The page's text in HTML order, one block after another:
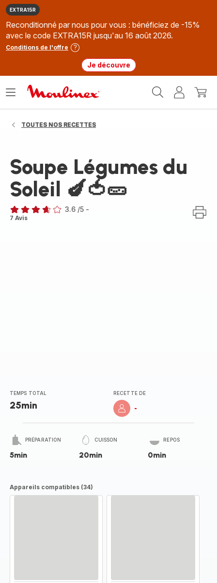
EXTRA15R
Reconditionné par nous pour vous : bénéficiez de -15%
avec le code EXTRA15R jusqu'au 16 août 2026.
Conditions de l'offre
Je découvre
MonMon
Ouvrir
TOUTES NOS RECETTES
Soupe Légumes du
Soleil 🍆🍅🥒
ratings.3.6
3.6 /5 -
7 Avis
TEMPS TOTAL
25min
RECETTE DE
-
PRÉPARATION
5min
CUISSON
20min
REPOS
0min
Appareils compatibles (34)